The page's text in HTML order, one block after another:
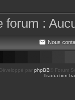
forum :
Nous
Développé par phpBB ® Forum
Traduction